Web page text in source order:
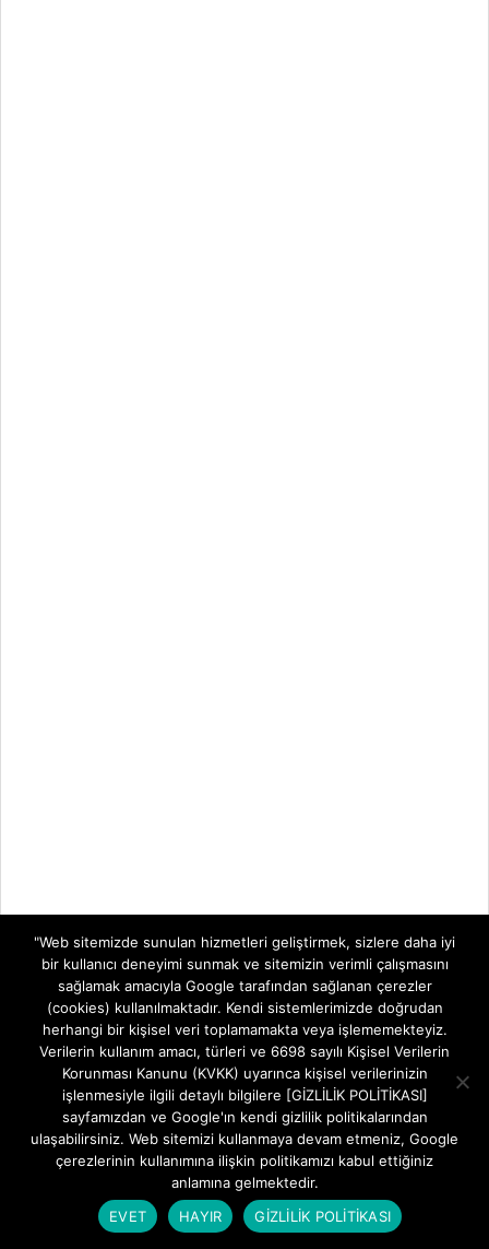
TELEVİZYON SİSTEMLERİ
TELEVİZYON
SİSTEMLERİ
ZTE ZXHN H1601-P Ebeveyn Denetimi ve
Zaman Kısıtlama Rehberi
İnternet Kontrolü Sizin Elinizde: ZTE ZXHN
H1601-P Ebeveyn Denetimi ve
Goldmaster HD-6400 CI PVR Uydu Alıcısı
"Web sitemizde sunulan hizmetleri geliştirmek, sizlere daha iyi
bir kullanıcı deneyimi sunmak ve sitemizin verimli çalışmasını
sağlamak amacıyla Google tarafından sağlanan çerezler
(cookies) kullanılmaktadır. Kendi sistemlerimizde doğrudan
herhangi bir kişisel veri toplamamakta veya işlememekteyiz.
Verilerin kullanım amacı, türleri ve 6698 sayılı Kişisel Verilerin
Korunması Kanunu (KVKK) uyarınca kişisel verilerinizin
işlenmesiyle ilgili detaylı bilgilere [GİZLİLİK POLİTİKASI]
sayfamızdan ve Google'ın kendi gizlilik politikalarından
ulaşabilirsiniz. Web sitemizi kullanmaya devam etmeniz, Google
çerezlerinin kullanımına ilişkin politikamızı kabul ettiğiniz
anlamına gelmektedir.
EVET
HAYIR GİZLİLİK POLİTİKASI